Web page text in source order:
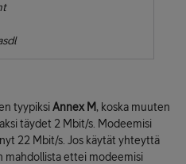
tyypiksiAnnex M, koska muuten
täydet 2 Mbit/s. Modeemisi
22 Mbit/s. Jos käytät yhteyttä
mahdollista ettei modeemisi